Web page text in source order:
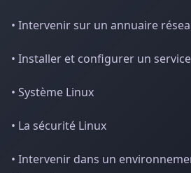
• Intervenir sur un annuaire
• Installer et configurer un
• Système Linux
• La sécurité Linux
• Intervenir dans un